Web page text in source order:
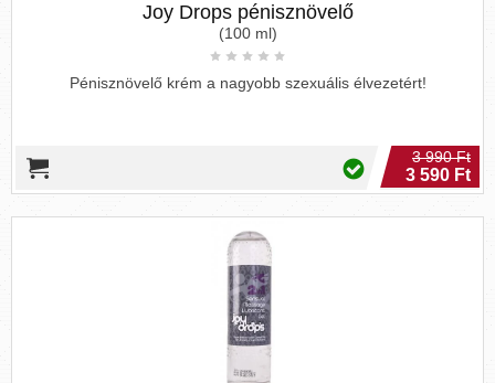
Joy Drops pénisznövelő
(100 ml)
Pénisznövelő krém a nagyobb szexuális élvezetért!
3 990 Ft
3 590 Ft